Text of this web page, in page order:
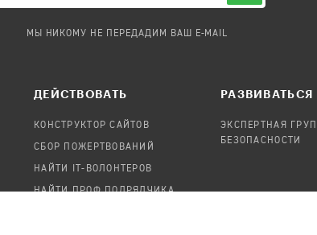
МЫ НИКОМУ НЕ ПЕРЕДАДИМ ВАШ E-MAIL
ДЕЙСТВОВАТЬ
КОНСТРУКТОР САЙТОВ
СБОР ПОЖЕРТВОВАНИЙ
НАЙТИ IT-ВОЛОНТЕРОВ
НАЙТИ ПРОФ.ПОДРЯДЧИКА
РАЗВИВАТЬСЯ
ЭКСПЕРТНАЯ
БЕЗОПАСНОСТИ